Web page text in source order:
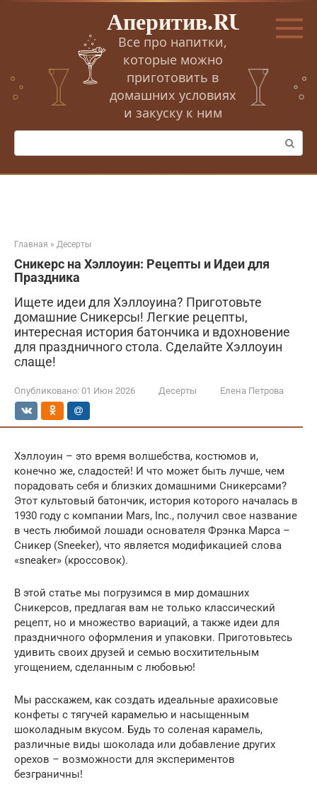
Перейти
Аперитив.RU
Все про напитки,
которые можно
приготовить в
домашних условиях
и закуску к ним
Поиск:
Главная » Десерты
Сникерс на Хэллоуин: Рецепты и Идеи для
Праздника
Ищете идеи для Хэллоуина? Приготовьте
домашние Сникерсы! Легкие рецепты,
интересная история батончика и вдохновение
для праздничного стола. Сделайте Хэллоуин
слаще!
Опубликовано: 01 Июн 2026 Десерты Елена Петрова
Хэллоуин – это время волшебства, костюмов и,
конечно же, сладостей! И что может быть лучше, чем
порадовать себя и близких домашними Сникерсами?
Этот культовый батончик, история которого началась в
1930 году с компании Mars, Inc., получил свое название
в честь любимой лошади основателя Фрэнка Марса –
Сникер (Sneeker), что является модификацией слова
«sneaker» (кроссовок).
В этой статье мы погрузимся в мир домашних
Сникерсов, предлагая вам не только классический
рецепт, но и множество вариаций, а также идеи для
праздничного оформления и упаковки. Приготовьтесь
удивить своих друзей и семью восхитительным
угощением, сделанным с любовью!
Мы расскажем, как создать идеальные арахисовые
конфеты с тягучей карамелью и насыщенным
шоколадным вкусом. Будь то соленая карамель,
различные виды шоколада или добавление других
орехов – возможности для экспериментов
безграничны!